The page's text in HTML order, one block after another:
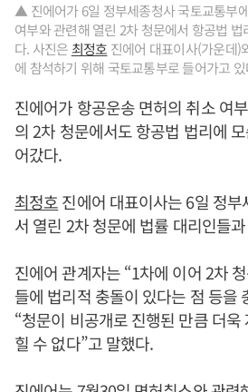
▲ 진에어가 6일 정부세종청사 국토교통부
여부와 관련해 열린 2차 청문에서 항공법
다. 사진은 최정호 진에어 대표이사(가운데)
에 참석하기 위해 국토교통부로 들어가고
진에어가 항공운송 면허의 취소 여
의 2차 청문에서도 항공법 법리에
어갔다.
최정호진에어 대표이사는 6일 정
서 열린 2차 청문에 법률 대리인들
진에어 관계자는 “1차에 이어 2차
들에 법리적 충돌이 있다는 점 등을
“청문이 비공개로 진행된 만큼 더
힐 수 없다”고 말했다.